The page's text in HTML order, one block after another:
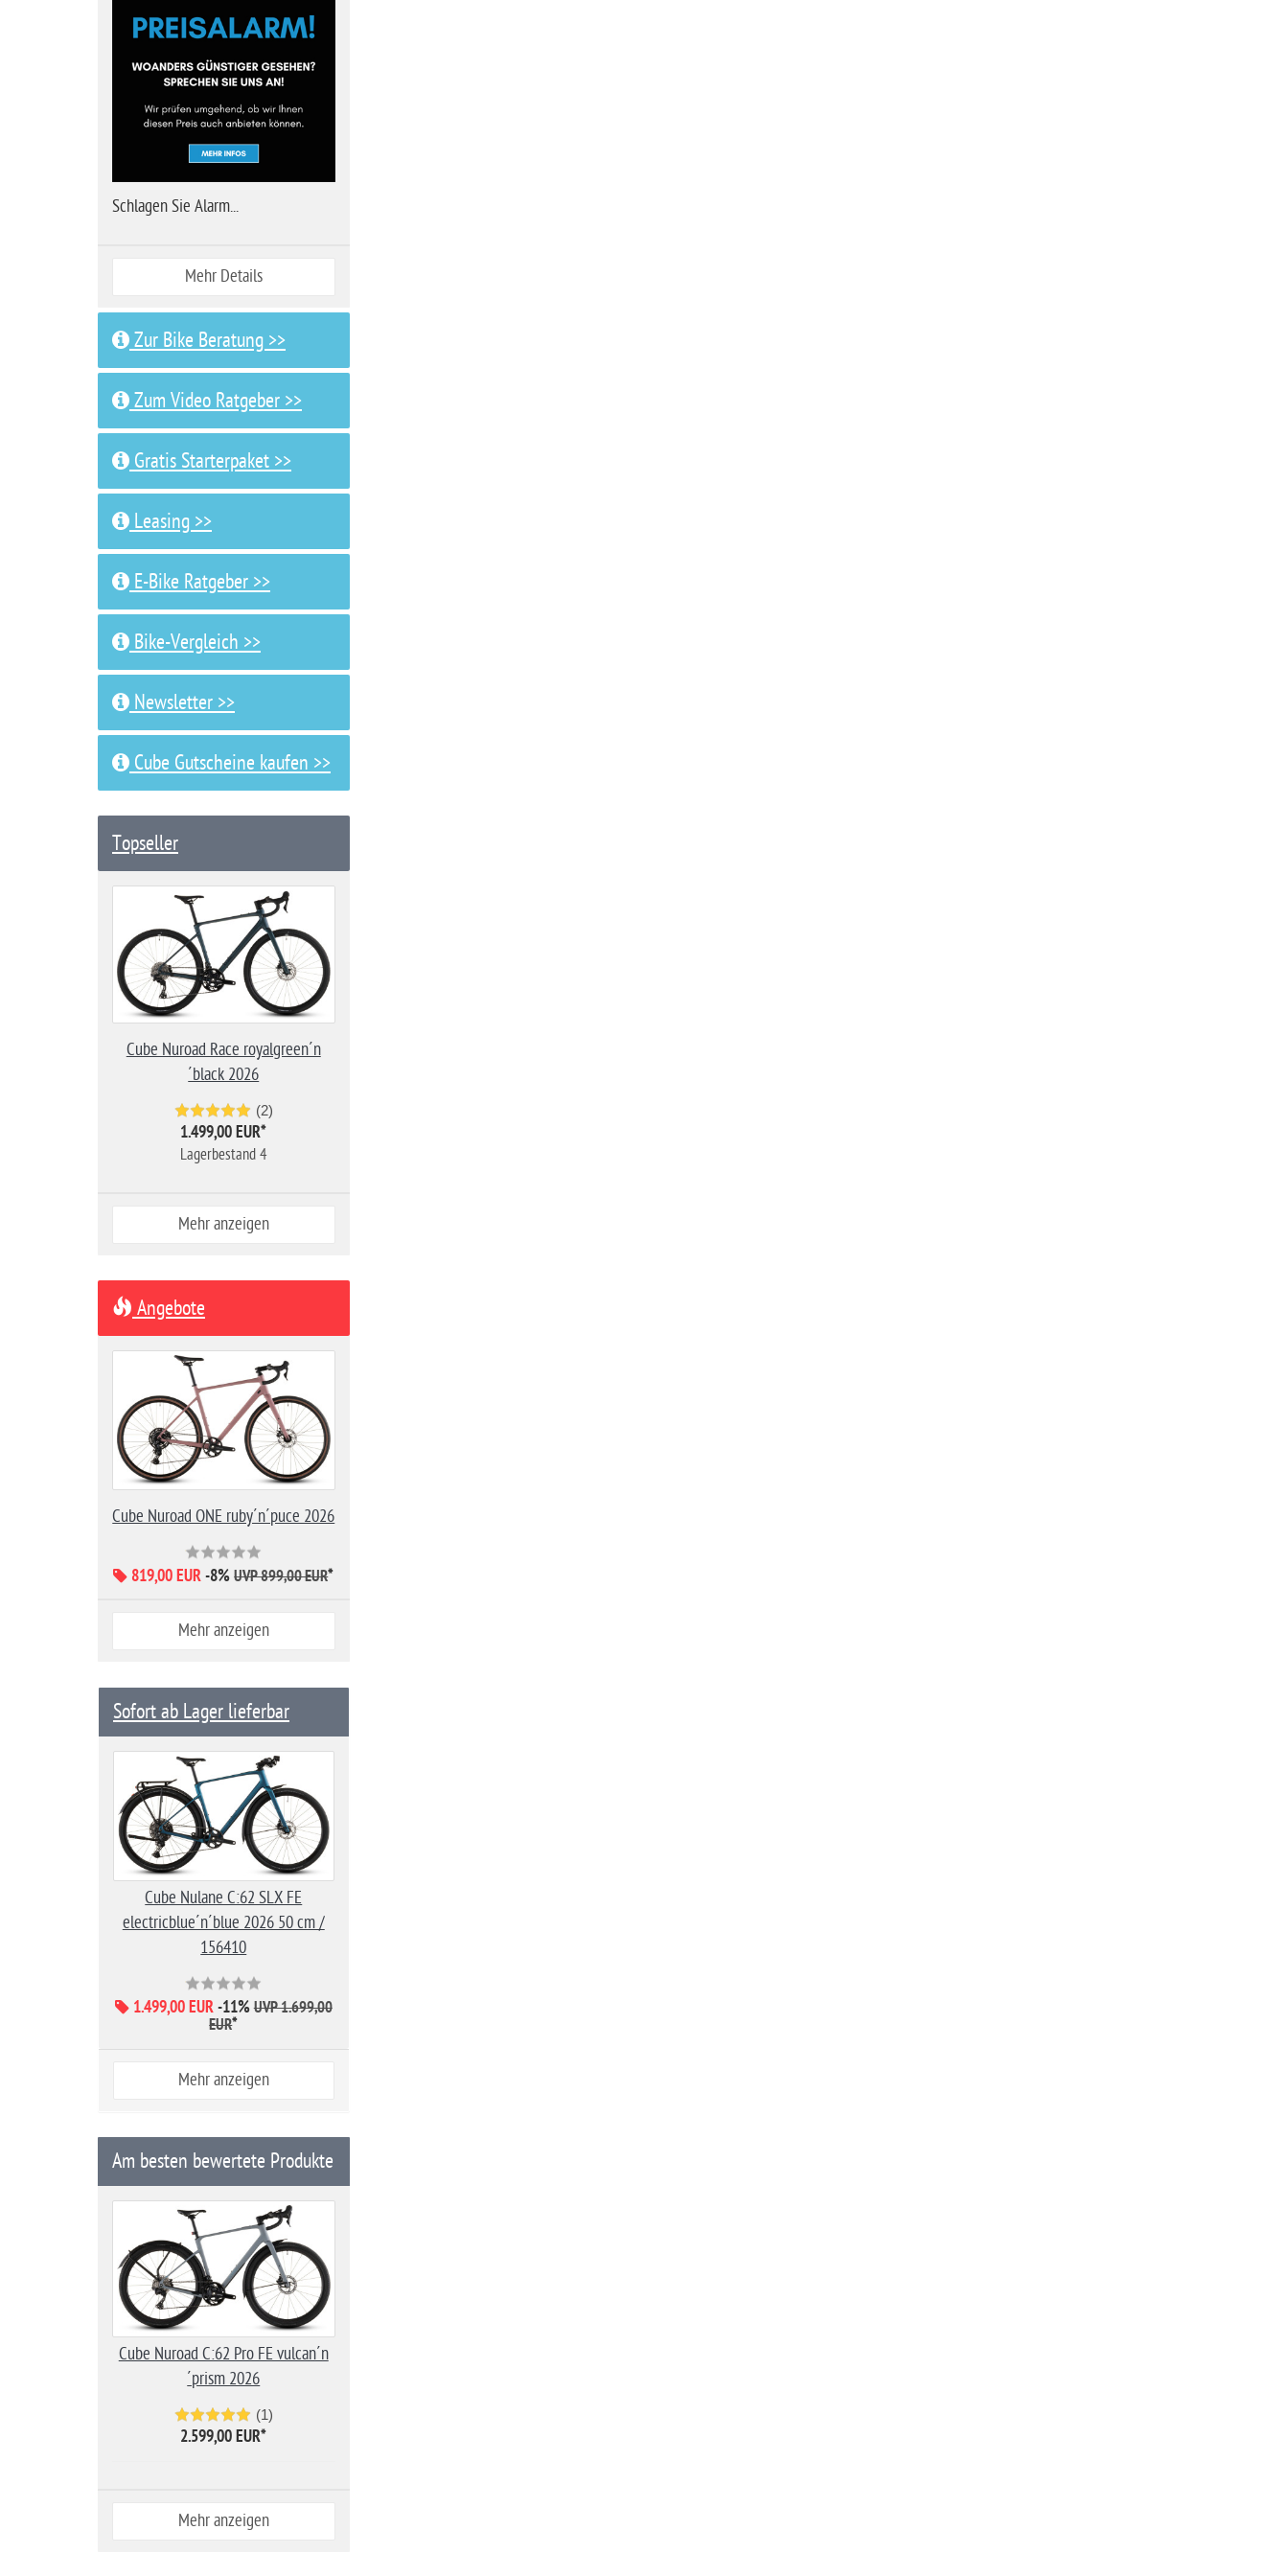
Schlagen Sie Alarm...
Mehr Details
Zur Bike Beratung >>
Zum Video Ratgeber >>
Gratis Starterpaket >>
Leasing >>
E-Bike Ratgeber >>
Bike-Vergleich >>
Newsletter >>
Cube Gutscheine kaufen >>
Topseller
Cube Nuroad Race royalgreen´n
´black 2026
(2)
1.499,00 EUR*
Lagerbestand 4
Mehr anzeigen
Angebote
Cube Nuroad ONE ruby´n´puce 2026
819,00 EUR-8% UVP 899,00 EUR*
Mehr anzeigen
Sofort ab Lager lieferbar
Cube Nulane C:62 SLX FE
electricblue´n´blue 2026 50 cm /
156410
1.499,00 EUR-11% UVP 1.699,00
EUR*
Mehr anzeigen
Am besten bewertete Produkte
Cube Nuroad C:62 Pro FE vulcan´n
´prism 2026
(1)
2.599,00 EUR*
Mehr anzeigen